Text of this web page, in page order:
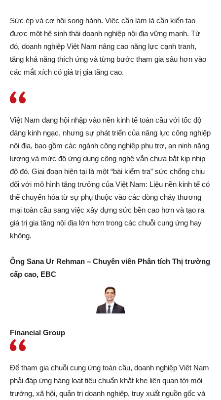
Sức ép và cơ hội song hành. Việc cần làm là cần kiến tạo
được một hệ sinh thái doanh nghiệp nội địa vững mạnh. Từ
đó, doanh nghiệp Việt Nam nâng cao năng lực cạnh tranh,
tăng khả năng thích ứng và từng bước tham gia sâu hơn vào
các mắt xích có giá trị gia tăng cao.
Việt Nam đang hội nhập vào nền kinh tế toàn cầu với tốc độ
đáng kinh ngạc, nhưng sự phát triển của năng lực công nghiệp
nội địa, bao gồm các ngành công nghiệp phụ trợ, an ninh năng
lượng và mức độ ứng dụng công nghệ vẫn chưa bắt kịp nhịp
độ đó. Giai đoạn hiện tại là một “bài kiểm tra” sức chống chịu
đối với mô hình tăng trưởng của Việt Nam: Liệu nền kinh tế có
thể chuyển hóa từ sự phụ thuộc vào các dòng chảy thương
mại toàn cầu sang việc xây dựng sức bền cao hơn và tạo ra
giá trị gia tăng nội địa lớn hơn trong các chuỗi cung ứng hay
không.
Ông Sana Ur Rehman – Chuyên viên Phân tích Thị trường
cấp cao, EBC
Financial Group
Để tham gia chuỗi cung ứng toàn cầu, doanh nghiệp Việt Nam
phải đáp ứng hàng loạt tiêu chuẩn khắt khe liên quan tới môi
trường, xã hội, quản trị doanh nghiệp, truy xuất nguồn gốc và